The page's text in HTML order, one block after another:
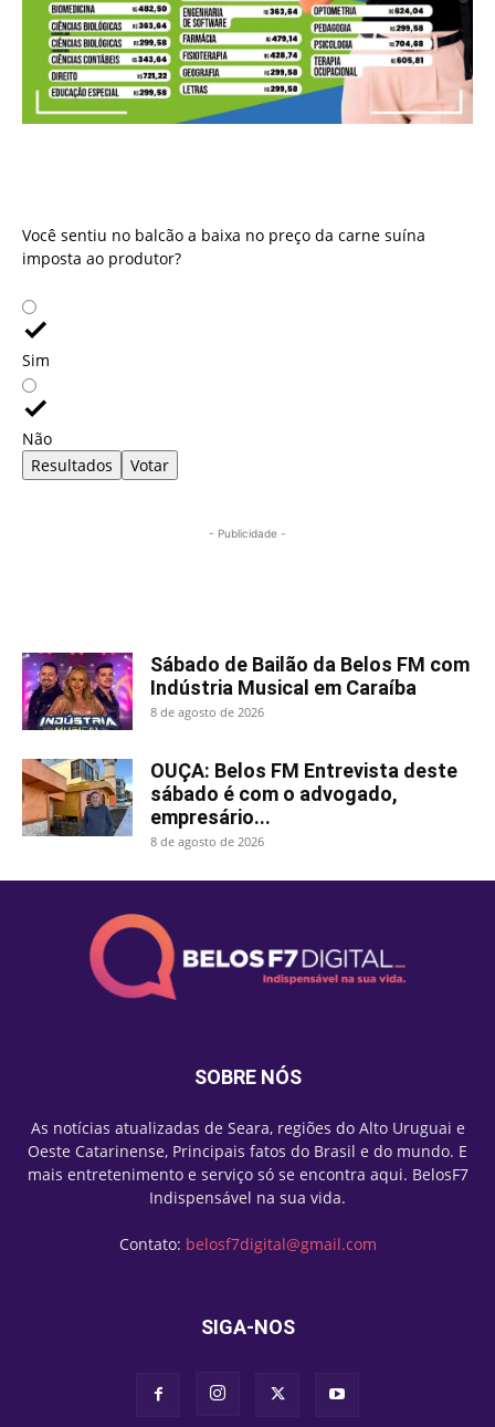
Você sentiu no balcão a baixa no preço da carne suína
imposta ao produtor?
Sim
Não
Resultados
Votar
- Publicidade -
Sábado de Bailão da Belos FM com
Indústria Musical em Caraíba
8 de agosto de 2026
OUÇA: Belos FM Entrevista deste
sábado é com o advogado,
empresário...
8 de agosto de 2026
SOBRE NÓS
As notícias atualizadas de Seara, regiões do Alto Uruguai e
Oeste Catarinense, Principais fatos do Brasil e do mundo. E
mais entretenimento e serviço só se encontra aqui. BelosF7
Indispensável na sua vida.
Contato: belosf7digital@gmail.com
SIGA-NOS